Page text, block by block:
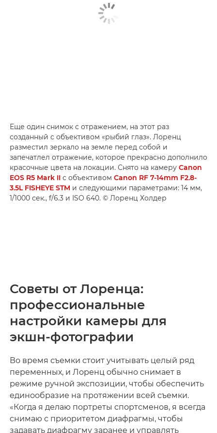
Еще один снимок с отражением, на этот раз
созданный с объективом «рыбий глаз». Лоренц
разместил зеркало на земле перед собой и
запечатлел отражение, которое прекрасно дополнило
красочные цвета на локации. Снято на камеру Canon
EOS R5 Mark II с объективом Canon RF 7-14mm F2.8-
3.5L FISHEYE STM и следующими параметрами: 14 мм,
1/1000 сек., f/6.3 и ISO 640. © Лоренц Холдер
Советы от Лоренца:
профессиональные
настройки камеры для
экшн-фотографии
Во время съемки стоит учитывать целый ряд
переменных, и Лоренц обычно снимает в
режиме ручной экспозиции, чтобы обеспечить
единообразие на протяжении всей съемки.
«Когда я делаю портреты спортсменов, я всегда
снимаю с приоритетом диафрагмы, чтобы
задавать диафрагму заранее и управлять